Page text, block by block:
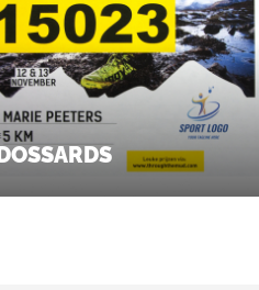
DOSSARDS